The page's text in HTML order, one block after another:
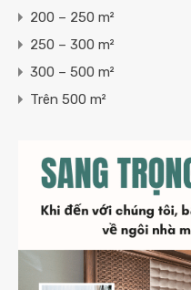
200 – 250 m²
250 – 300 m²
300 – 500 m²
Trên 500 m²